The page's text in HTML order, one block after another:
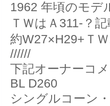
1962 年頃のモデ
ＴＷはＡ311-？
約W27×H29+Ｔ
//////
下記オーナーコ
BL D260
シングルコーン